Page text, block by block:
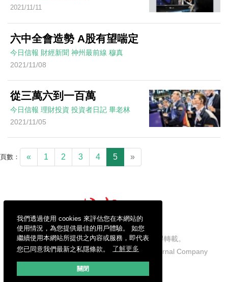
我們透過使用 cookies 來評估您在本網站的
使用情況，為您提供最佳的用戶體驗。 如您
繼續使用本網站所提供之內容或服務，即代表
您已同意我們最新之私隱條款。
了解更多
關閉
2021/11/11
六中全會造勢 A股有望喘定
今日信報 財經新聞 神州最前線 穆真
2021/11/08
從三萬六到一百萬
今日信報 理財投資 投資者日記 畢老林
2021/11/05
頁數： « 1 2 3 4 5 »
信報財經新聞有限公司版權所有，不得轉載。
Copyright © 2026 Hong Kong Economic Journal Company
Limited. All rights reserved.